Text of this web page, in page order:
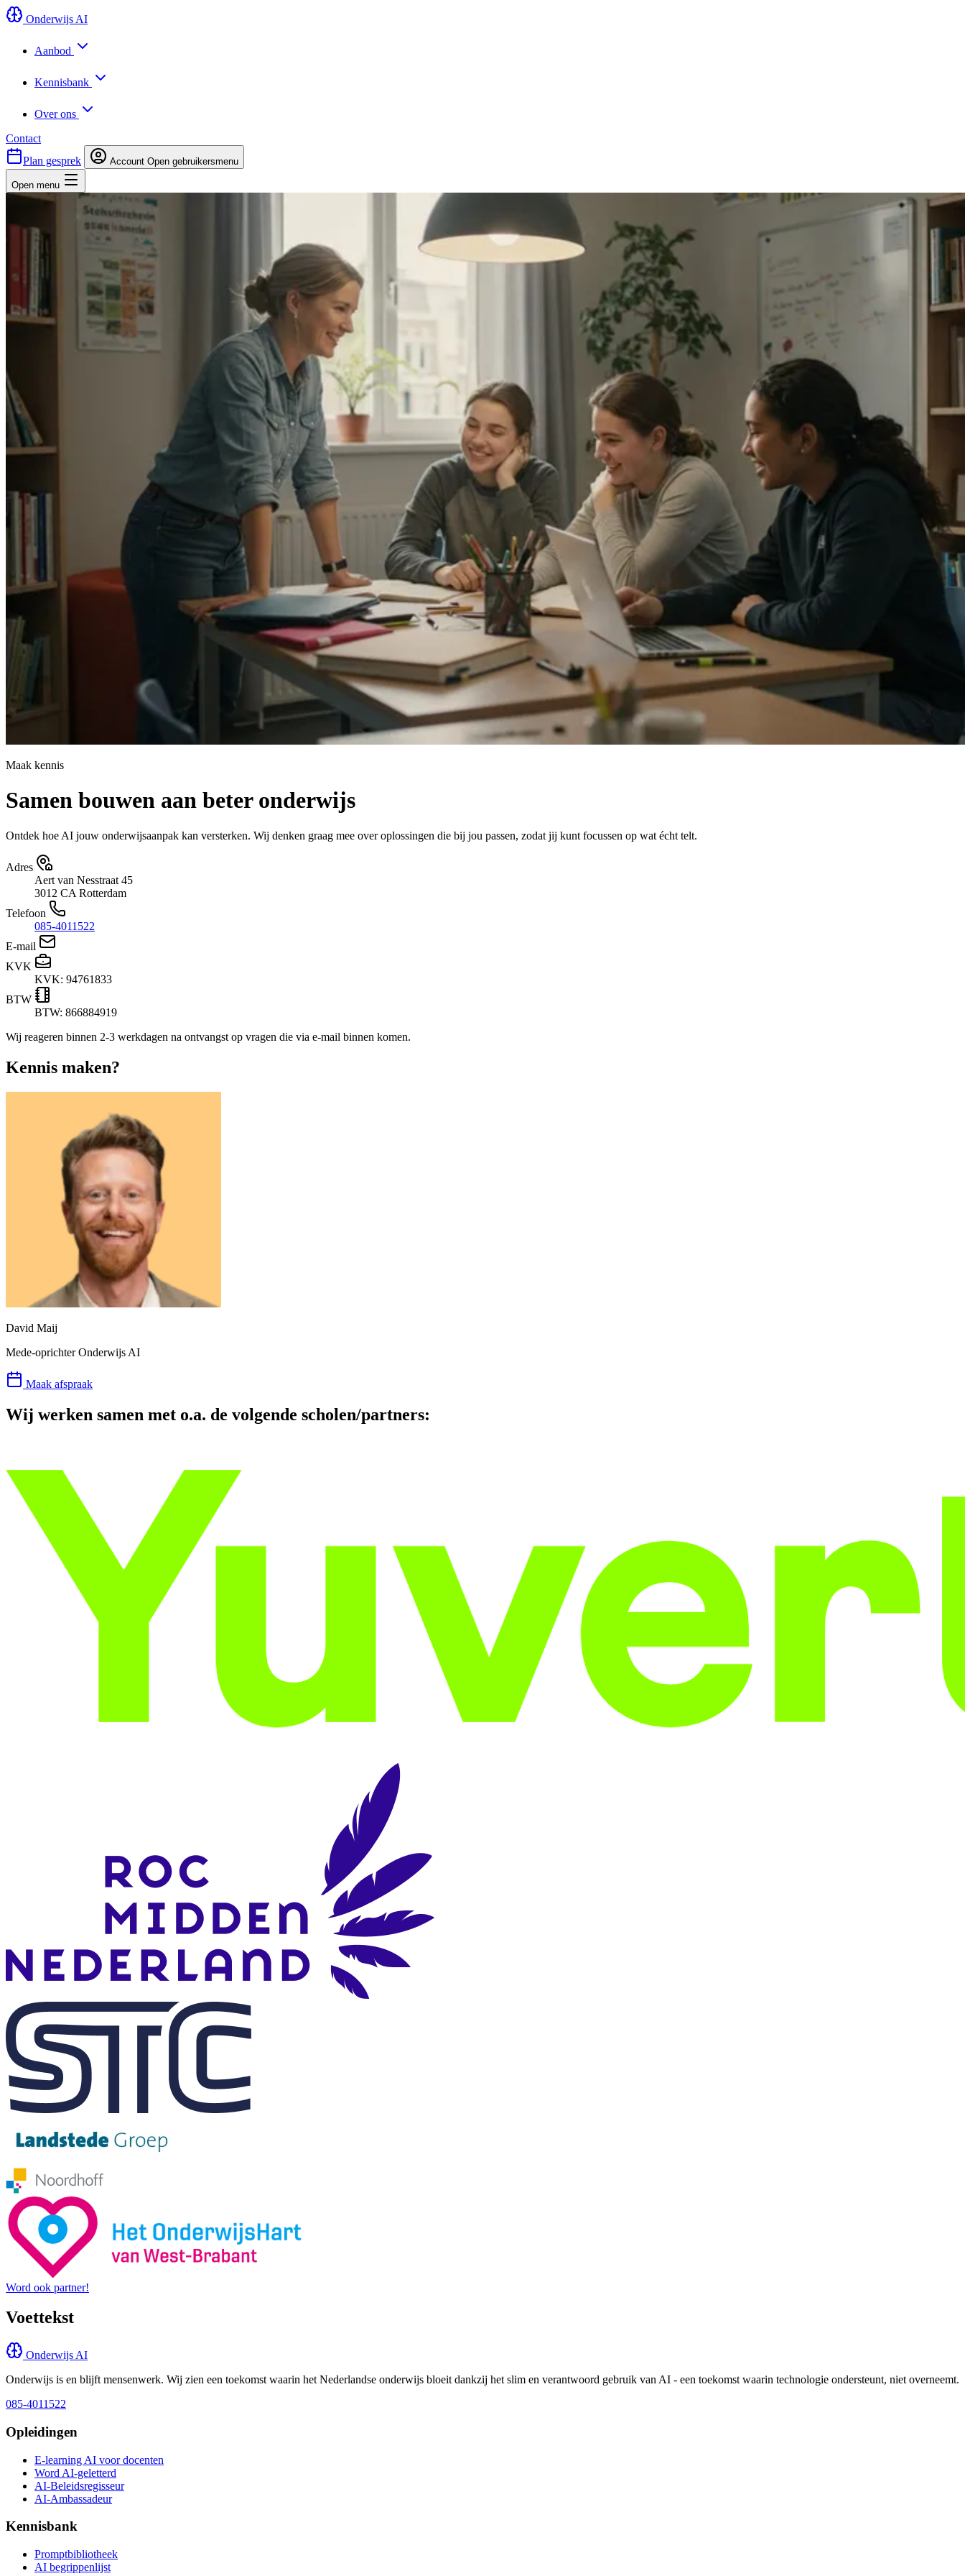
Onderwijs AI
Aanbod
Kennisbank
Over ons
Contact
Plan gesprek
Account Open gebruikersmenu
Open menu
Maak kennis
Samen bouwen aan beter onderwijs
Ontdek hoe AI jouw onderwijsaanpak kan versterken. Wij denken graag mee over oplossingen die bij jou passen, zodat jij kunt focussen op wat écht telt.
Adres
Aert van Nesstraat 45
3012 CA Rotterdam
Telefoon
085-4011522
E-mail
KVK
KVK: 94761833
BTW
BTW: 866884919
Wij reageren binnen 2-3 werkdagen na ontvangst op vragen die via e-mail binnen komen.
Kennis maken?
David Maij
Mede-oprichter Onderwijs AI
Maak afspraak
Wij werken samen met o.a. de volgende scholen/partners:
Word ook partner!
Voettekst
Onderwijs AI
Onderwijs is en blijft mensenwerk. Wij zien een toekomst waarin het Nederlandse onderwijs bloeit dankzij het slim en verantwoord gebruik van AI - een toekomst waarin technologie ondersteunt, niet overneemt.
085-4011522
Opleidingen
E-learning AI voor docenten
Word AI-geletterd
AI-Beleidsregisseur
AI-Ambassadeur
Kennisbank
Promptbibliotheek
AI begrippenlijst